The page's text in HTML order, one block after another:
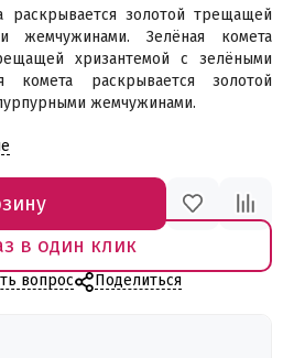
раскрывается золотой трещащей
жемчужинами. Зелёная комета
хризантемой с зелёными
комета раскрывается золотой
жемчужинами.
в один клик
вопрос Поделиться